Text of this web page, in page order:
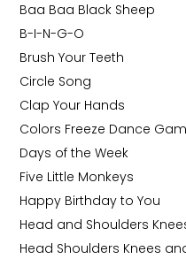
Baa Baa Black Sheep
B-I-N-G-O
Brush Your Teeth
Circle Song
Clap Your Hands
Colors Freeze Dance
Days of the Week
Five Little Monkeys
Happy Birthday to You
Head and Shoulders
Head Shoulders Knees